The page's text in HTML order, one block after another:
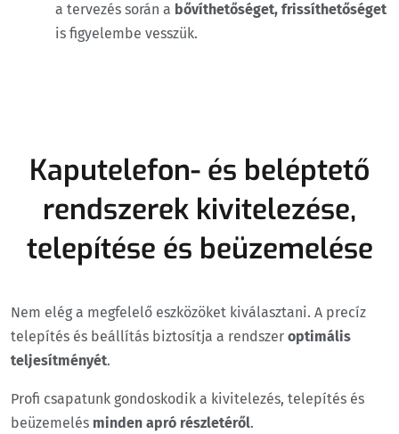
a tervezés során a bővíthetőséget, frissíthetőséget
is figyelembe vesszük.
Kaputelefon- és beléptető
rendszerek kivitelezése,
telepítése és beüzemelése
Nem elég a megfelelő eszközöket kiválasztani. A precíz
telepítés és beállítás biztosítja a rendszer optimális
teljesítményét.
Profi csapatunk gondoskodik a kivitelezés, telepítés és
beüzemelés minden apró részletéről.